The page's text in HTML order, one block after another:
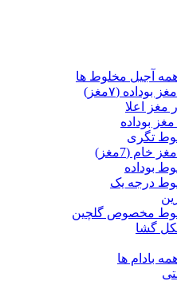
آجیل مخلوط ها
بوداده (۷مغز)
مغز اعلا
بوداده
تگری
خام (7مغز)
بوداده
درجه یک
مخصوص گلچین
گشا
بادام ها